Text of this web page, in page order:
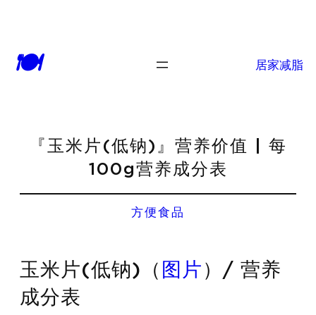
🍽 居家减脂
『玉米片(低钠)』营养价值 | 每
100g营养成分表
方便食品
玉米片(低钠)（ 图片 ）/ 营养
成分表